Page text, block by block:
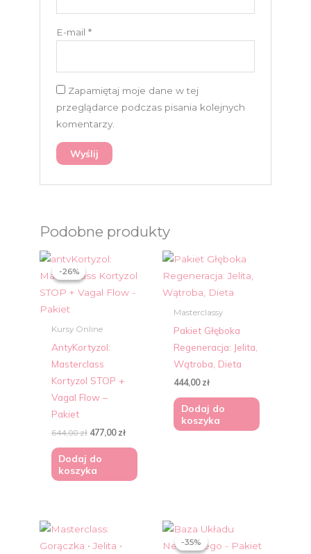
E-mail*
Zapamiętaj moje dane w tej
przeglądarce podczas pisania kolejnych
komentarzy.
Podobne produkty
-26%
-26%
Kursy Online
AntyKortyzol:
Masterclass
Kortyzol STOP +
Vagal Flow –
Pakiet
644,00zł
Pierwotna
cena
wynosiła:
644,00 zł.
477,00 zł
wynosi:
477,00 zł.
Dodaj do
koszyka
Masterclassy
Pakiet Głęboka
Regeneracja: Jelita,
Wątroba, Dieta
444,00 zł
Dodaj do
koszyka
-35%
-35%
Pierwotna
wynosiła:wynosi: